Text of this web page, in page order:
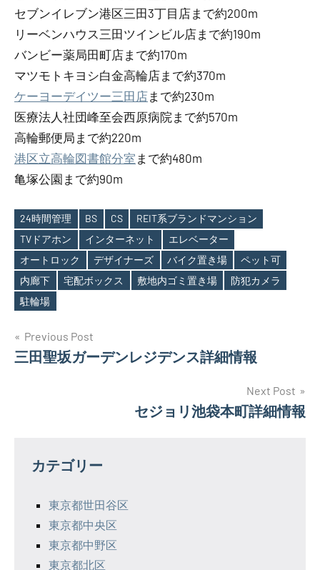
セブンイレブン港区三田3丁目店まで約200m
リーベンハウス三田ツインビル店まで約190m
バンビー薬局田町店まで約170m
マツモトキヨシ白金高輪店まで約370m
ケーヨーデイツー三田店まで約230m
医療法人社団峰至会西原病院まで約570m
高輪郵便局まで約220m
港区立高輪図書館分室 まで約480m
亀塚公園まで約90m
Tags
24時間管理 BS CS
REIT系ブランドマンション
TVドアホン
インターネット
エレベーター
オートロック
デザイナーズ バイク置き場
ペット可
内廊下
宅配ボックス 敷地内ゴミ置き場
防犯カメラ
駐輪場
投
稿
ー
Previous Post
三田聖坂ガーデンレジデンス詳細情報
Next Post
セジョリ池袋本町詳細情報
カテゴリー
東京都世田谷区
東京都中央区
東京都中野区
東京都北区